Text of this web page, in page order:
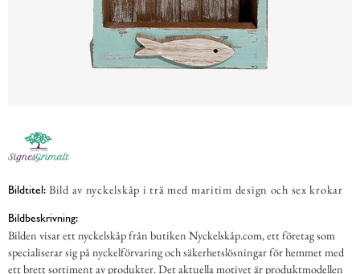
Bildtitel: Bild av nyckelskåp i trä med maritim design och sex krokar
Bildbeskrivning:
Bilden visar ett nyckelskåp från butiken Nyckelskåp.com, ett företag som
specialiserar sig på nyckelförvaring och säkerhetslösningar för hemmet med
ett brett sortiment av produkter. Det aktuella motivet är produktmodellen